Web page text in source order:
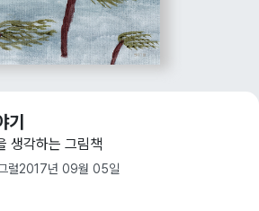
생각하는 그림책
럴2017년 09월 05일